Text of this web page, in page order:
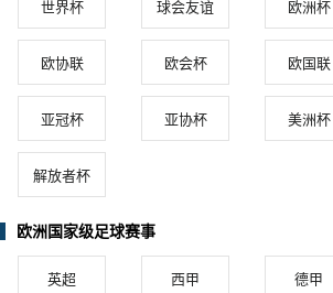
世界杯 球会友谊 欧洲杯
欧协联 欧会杯 欧国联
亚冠杯 亚协杯 美洲杯
解放者杯
欧洲国家级足球赛事
英超 西甲 德甲